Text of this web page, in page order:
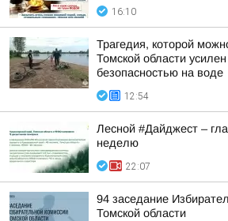
16:10
Трагедия, которой
Томской области
безопасностью на воде
12:54
Лесной #Дайджест –
неделю
22:07
94 заседание
Томской области